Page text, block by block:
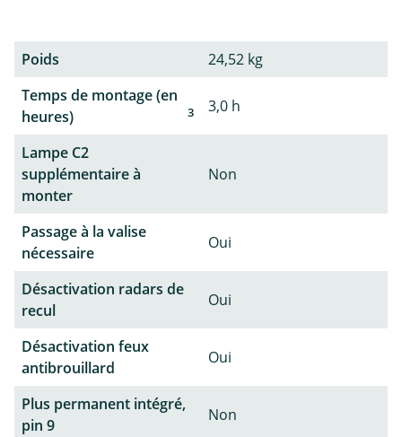
Poids
24,52 kg
Temps de montage (en
heures)
3 3,0 h
Lampe C2
supplémentaire à
monter
Non
Passage à la valise
nécessaire
Oui
Désactivation radars de
recul
Oui
Désactivation feux
antibrouillard
Oui
Plus permanent intégré,
pin 9
Non